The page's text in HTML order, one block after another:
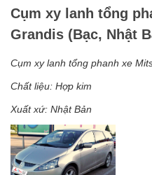
Cụm xy lanh tổng
Grandis (Bạc, Nhật
Cụm xy lanh tổng phanh xe
Chất liệu: Hợp kim
Xuất xứ: Nhật Bản